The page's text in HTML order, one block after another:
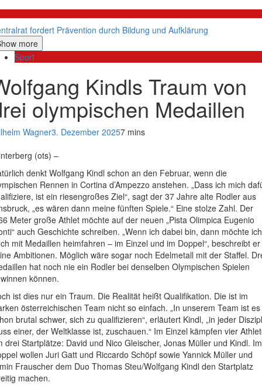
fordert Prävention durch Bildung und Aufklärung
more
Sport
Kindls Traum von
olympischen Medaillen
Wagner3. Dezember 20257 mins
(ots) –
denkt Wolfgang Kindl schon an den Februar, wenn die
Rennen in Cortina d’Ampezzo anstehen. „Dass ich mich
ist ein riesengroßes Ziel“, sagt der 37 Jahre alte Rodler aus
„es wären dann meine fünften Spiele.“ Eine stolze Zahl. Der
Meter große Athlet möchte auf der neuen „Pista Olimpica Eugenio
auch Geschichte schreiben. „Wenn ich dabei bin, dann möchte ich
mit Medaillen heimfahren – im Einzel und im Doppel“, beschreibt er
Ambitionen. Möglich wäre sogar noch Edelmetall mit der Staffel.
hat noch nie ein Rodler bei denselben Olympischen Spielen
können.
ist dies nur ein Traum. Die Realität heißt Qualifikation. Die ist im
österreichischen Team nicht so einfach. „In unserem Team ist es
brutal schwer, sich zu qualifizieren“, erläutert Kindl, „in jeder
einer, der Weltklasse ist, zuschauen.“ Im Einzel kämpfen vier
drei Startplätze: David und Nico Gleischer, Jonas Müller und Kindl. Im
wollen Juri Gatt und Riccardo Schöpf sowie Yannick Müller und
Frauscher dem Duo Thomas Steu/Wolfgang Kindl den Startplatz
machen.